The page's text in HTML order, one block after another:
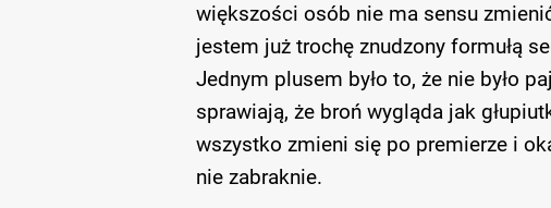
większości osób nie ma sensu
jestem już trochę znudzony formułą
Jednym plusem było to, że nie było
sprawiają, że broń wygląda jak
wszystko zmieni się po premierze i
nie zabraknie.